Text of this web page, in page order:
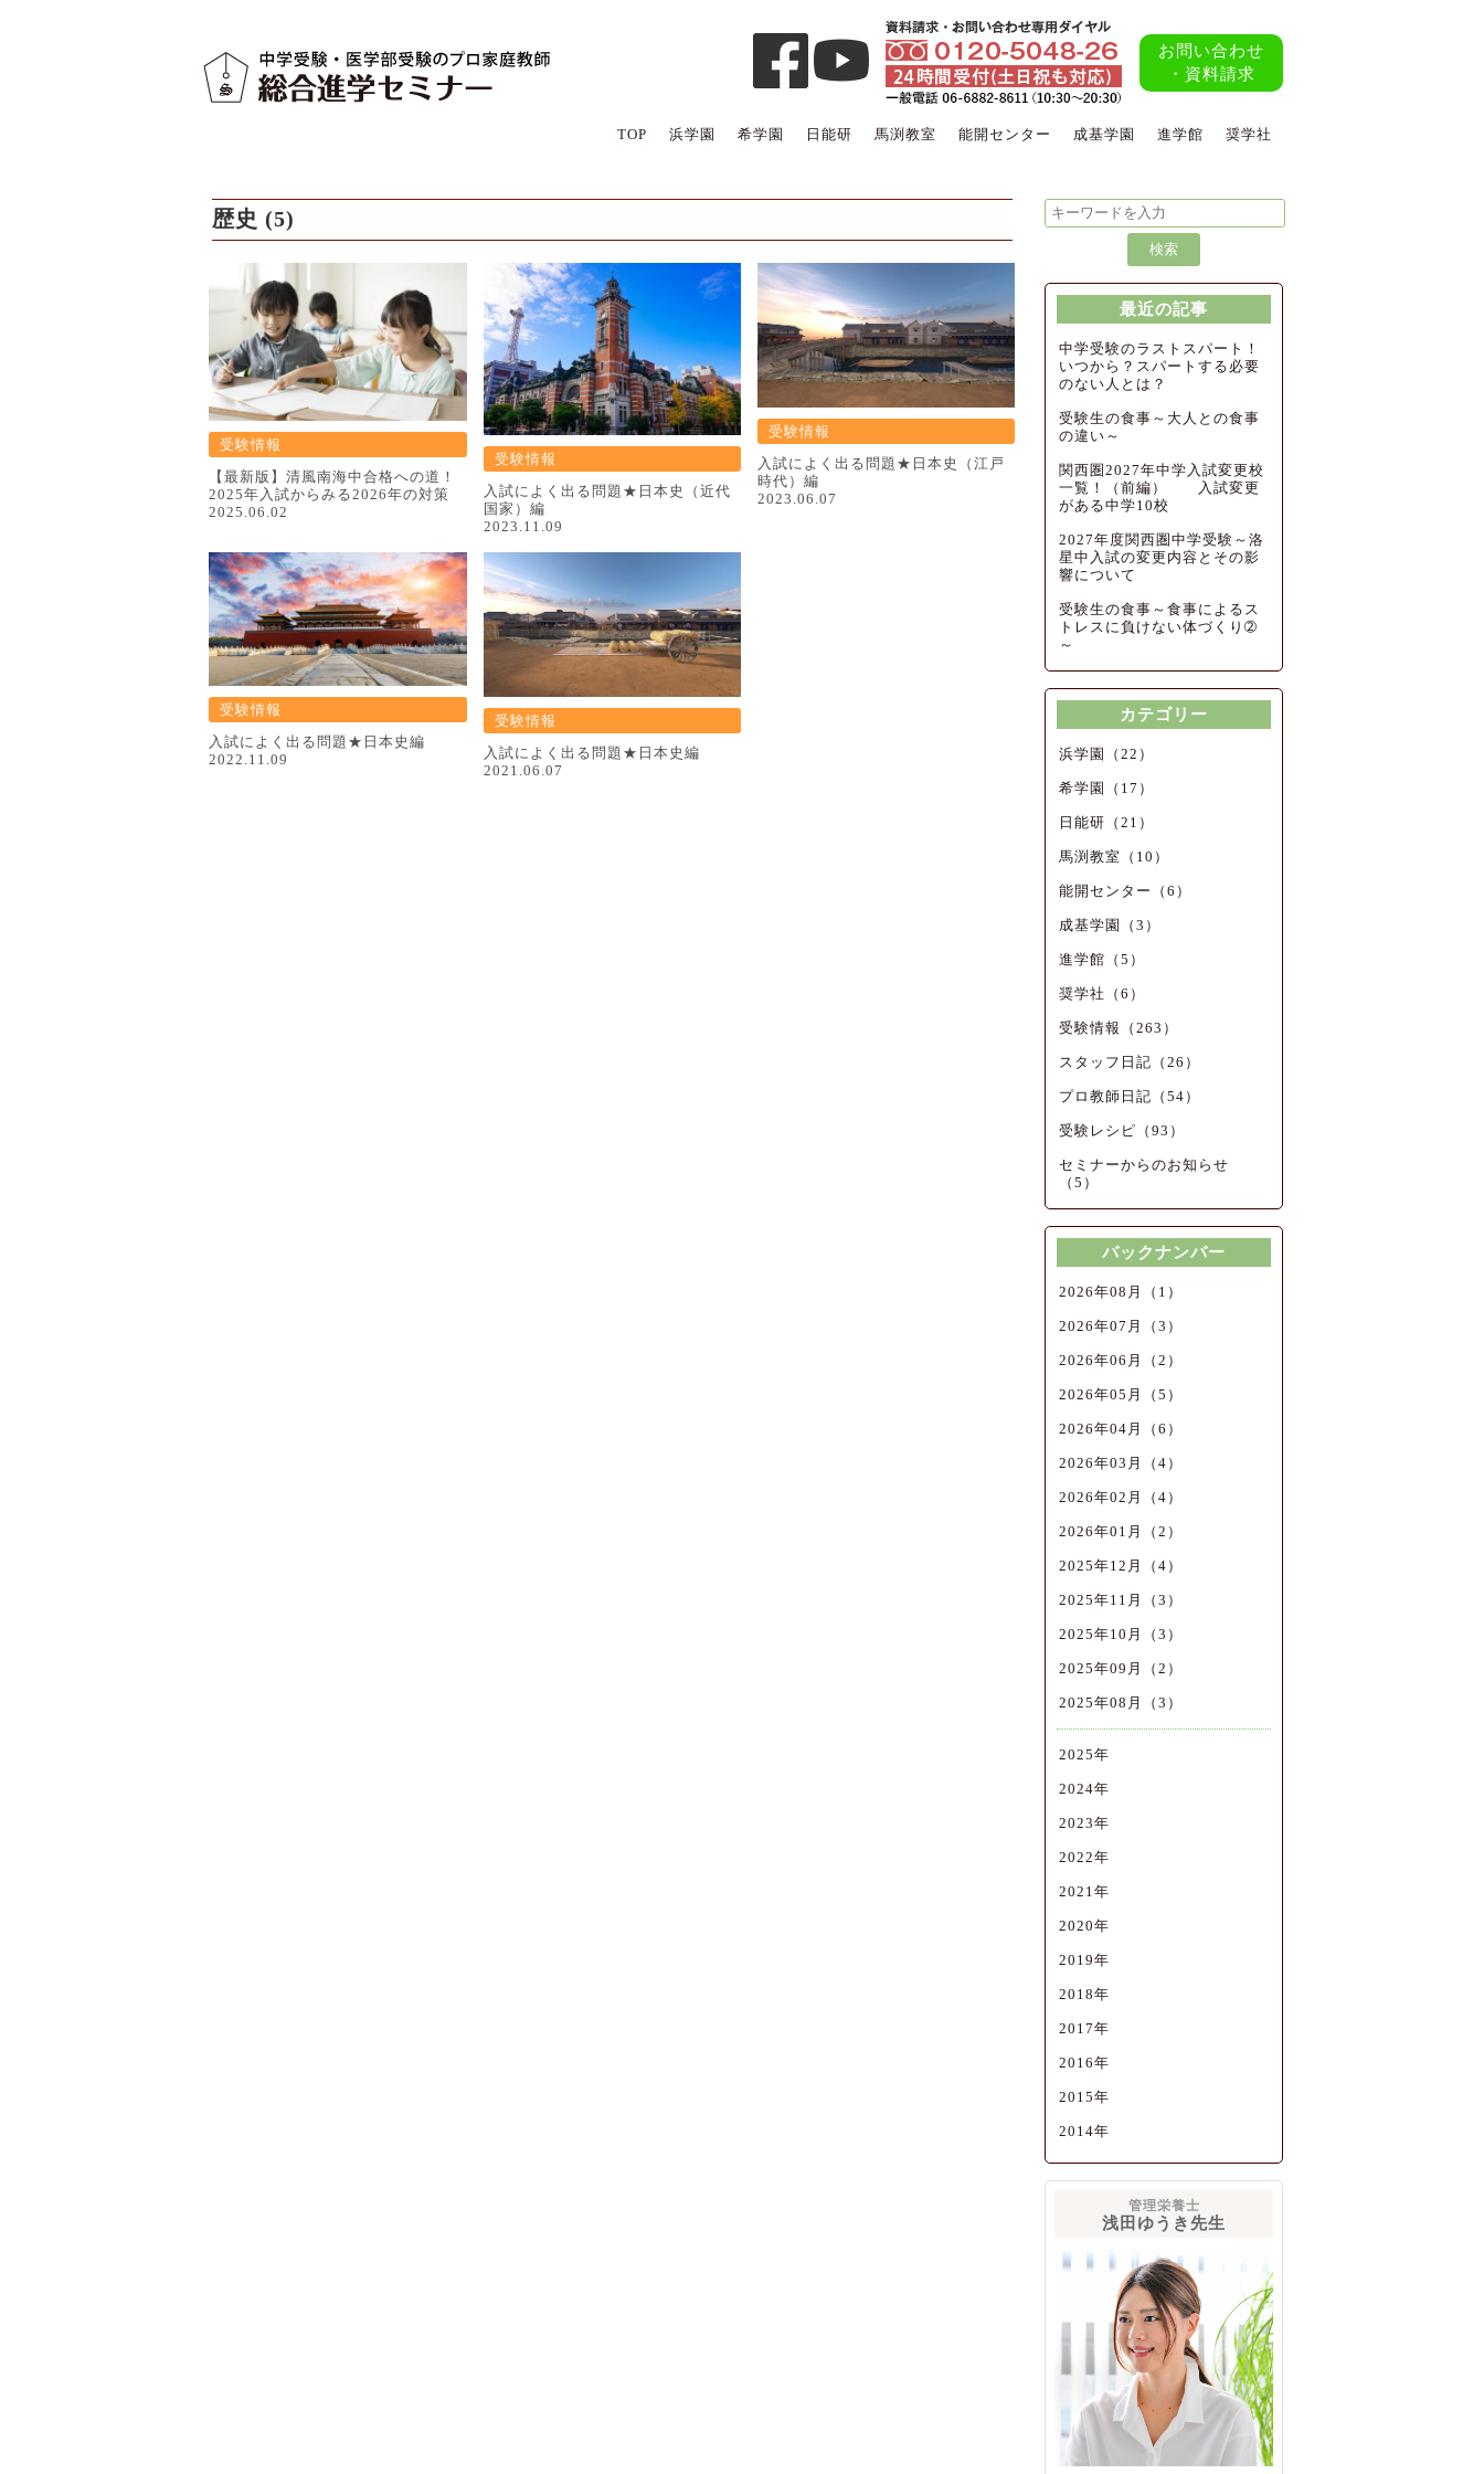
お問い合わせ
・資料請求
TOP 浜学園 希学園 日能研 馬渕教室 能開センター 成基学園 進学館 奨学社
歴史 (5)
受験情報
【最新版】清風南海中合格への道！
2025年入試からみる2026年の対策
2025.06.02
受験情報
入試によく出る問題★日本史（近代
国家）編
2023.11.09
受験情報
入試によく出る問題★日本史（江戸
時代）編
2023.06.07
受験情報
入試によく出る問題★日本史編
2022.11.09
受験情報
入試によく出る問題★日本史編
2021.06.07
最近の記事
中学受験のラストスパート！
いつから？スパートする必要
のない人とは？
受験生の食事～大人との食事
の違い～
関西圏2027年中学入試変更校
一覧！（前編） 入試変更
がある中学10校
2027年度関西圏中学受験～洛
星中入試の変更内容とその影
響について
受験生の食事～食事によるス
トレスに負けない体づくり➁
～
カテゴリー
浜学園（22）
希学園（17）
日能研（21）
馬渕教室（10）
能開センター（6）
成基学園（3）
進学館（5）
奨学社（6）
受験情報（263）
スタッフ日記（26）
プロ教師日記（54）
受験レシピ（93）
セミナーからのお知らせ
（5）
バックナンバー
2026年08月（1）
2026年07月（3）
2026年06月（2）
2026年05月（5）
2026年04月（6）
2026年03月（4）
2026年02月（4）
2026年01月（2）
2025年12月（4）
2025年11月（3）
2025年10月（3）
2025年09月（2）
2025年08月（3）
2025年
2024年
2023年
2022年
2021年
2020年
2019年
2018年
2017年
2016年
2015年
2014年
管理栄養士
浅田ゆうき先生